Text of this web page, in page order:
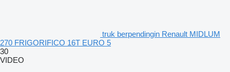
truk berpendingin Renault MIDLUM
270 FRIGORIFICO 16T EURO 5
30
VIDEO